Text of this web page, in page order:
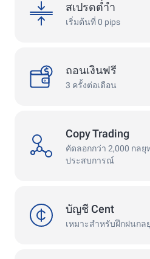
สเปรดต่ำำ
เริ่มต้นที่ 0 pips
ถอนเงินฟรี
3 ครั้งต่อเดือน
Copy Trading
คัดลอกกว่า 2,000 กลยุ
ประสบการณ์
บัญชี Cent
เหมาะสำหรับฝึกฝนก